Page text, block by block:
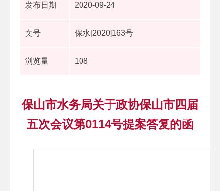
发布日期 2020-09-24
文号 保水[2020]163号
浏览量 108
保山市水务局关于政协保山市四届
五次会议第0114号提案答复的函